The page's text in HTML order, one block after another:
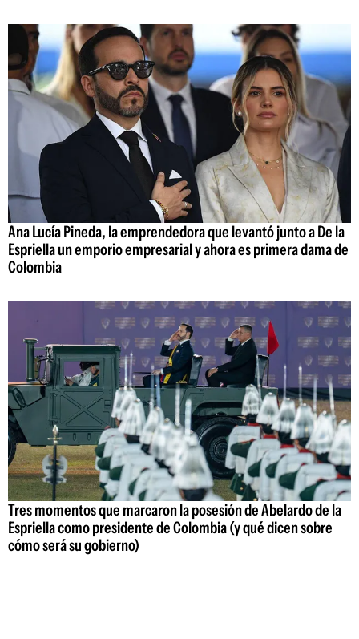
Ana Lucía Pineda, la emprendedora que levantó junto a De la
Espriella un emporio empresarial y ahora es primera dama de
Colombia
Tres momentos que marcaron la posesión de Abelardo de la
Espriella como presidente de Colombia (y qué dicen sobre
cómo será su gobierno)